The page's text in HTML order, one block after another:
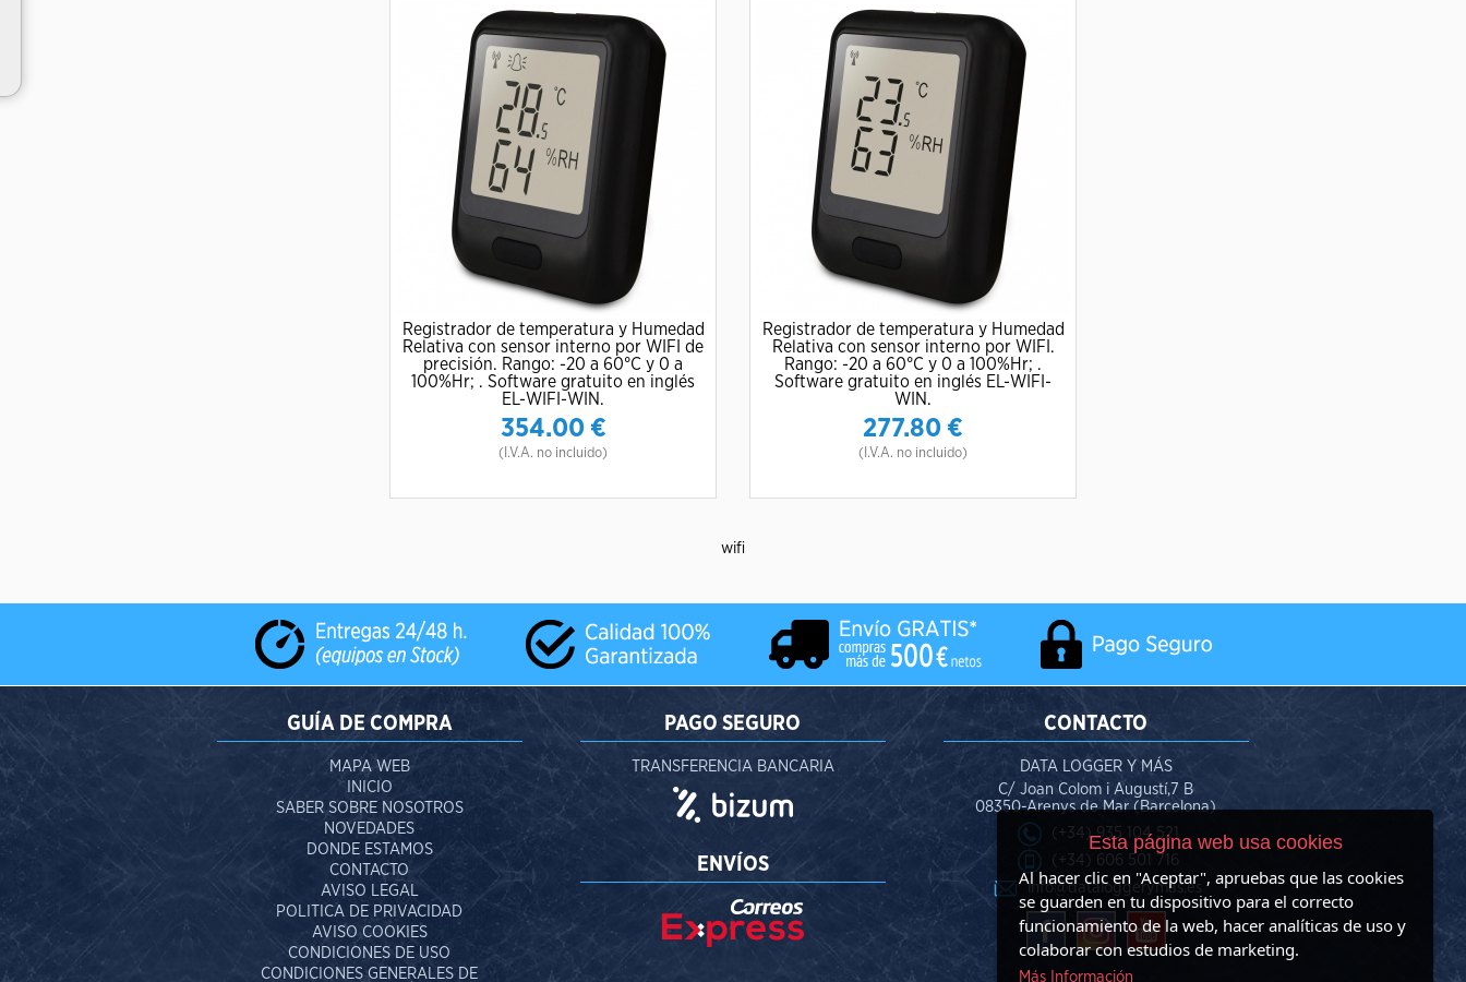
Registrador de temperatura y Humedad
Relativa con sensor interno por WIFI de
precisión. Rango: -20 a 60°C y 0 a
100%Hr; . Software gratuito en inglés
EL-WIFI-WIN.
354.00€
(I.V.A. no incluido)
Registrador de temperatura y Humedad
Relativa con sensor interno por WIFI.
Rango: -20 a 60°C y 0 a 100%Hr; .
Software gratuito en inglés EL-WIFI-
WIN.
277.80 €
(I.V.A. no incluido)
wifi
GUÍA DE COMPRA
MAPA WEB
INICIO
SABER SOBRE NOSOTROS
NOVEDADES
DONDE ESTAMOS
CONTACTO
AVISO LEGAL
POLITICA DE PRIVACIDAD
AVISO COOKIES
CONDICIONES DE USO
CONDICIONES GENERALES DE
PAGO SEGURO
TRANSFERENCIA BANCARIA
ENVÍOS
CONTACTO
DATA LOGGER Y MÁS
C/ Joan Colom i Augustí,7 B
08350-Arenys de Mar (Barcelona)
(+34) 935 104 521
(+34) 606 501 716
info@dataloggerymas.es
Esta página web usa cookies
Al hacer clic en "Aceptar", apruebas que las cookies
se guarden en tu dispositivo para el correcto
funcionamiento de la web, hacer analíticas de uso y
colaborar con estudios de marketing.
Más Información